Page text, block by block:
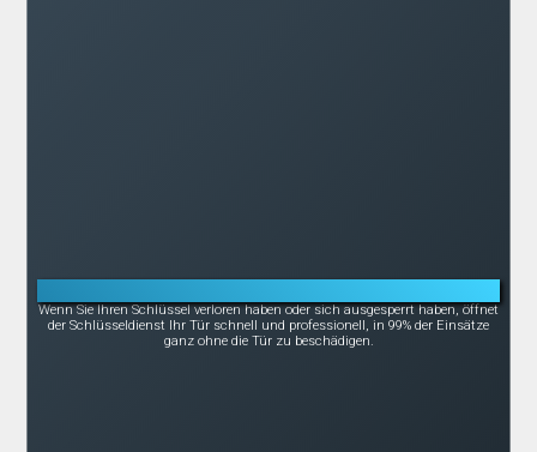
Wenn Sie Ihren Schlüssel verloren haben oder sich ausgesperrt haben, öffnet
der Schlüsseldienst Ihr Tür schnell und professionell, in 99% der Einsätze
ganz ohne die Tür zu beschädigen.